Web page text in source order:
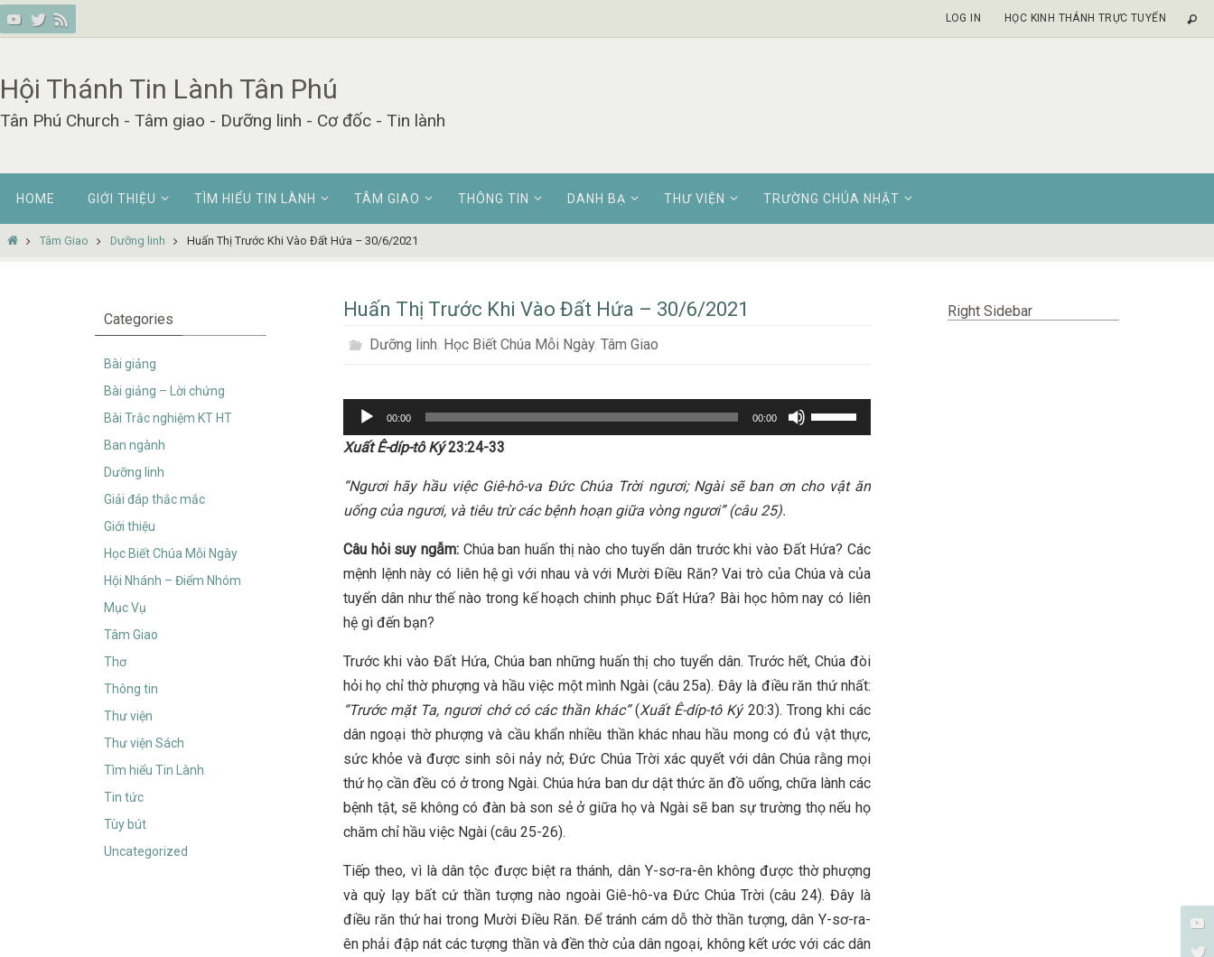
Skip
to
LOG IN HỌC KINH THÁNH TRỰC TUYẾN
Hội Thánh Tin Lành Tân Phú
Tân Phú Church - Tâm giao - Dưỡng linh - Cơ đốc - Tin lành
content
HOME GIỚI THIỆU TÌM HIỂU TIN LÀNH TÂM GIAO THÔNG TIN DANH BẠ THƯ VIỆN TRƯỜNG CHÚA NHẬT
HomeTâm Giao Dưỡng linh Huấn Thị Trước Khi Vào Đất Hứa – 30/6/2021
Huấn Thị Trước Khi Vào Đất Hứa – 30/6/2021
Dưỡng linh, Học Biết Chúa Mỗi Ngày, Tâm Giao
Audio
Player
00:00 00:00
Use
Up/Down
keys
or
decrease
volume.
Xuất Ê-díp-tô Ký23:24-33
“Ngươi hãy hầu việc Giê-hô-va Đức Chúa Trời ngươi; Ngài sẽ ban ơn cho vật ăn
uống của ngươi, và tiêu trừ các bệnh hoạn giữa vòng ngươi” (câu 25).
Câu hỏi suy ngẫm:Chúa ban huấn thị nào cho tuyển dân trước khi vào Đất Hứa? Các
mệnh lệnh này có liên hệ gì với nhau và với Mười Điều Răn? Vai trò của Chúa và của
tuyển dân như thế nào trong kế hoạch chinh phục Đất Hứa? Bài học hôm nay có liên
hệ gì đến bạn?
Trước khi vào Đất Hứa, Chúa ban những huấn thị cho tuyển dân. Trước hết, Chúa đòi
hỏi họ chỉ thờ phượng và hầu việc một mình Ngài (câu 25a). Đây là điều răn thứ nhất:
“Trước mặt Ta, ngươi chớ có các thần khác”(Xuất Ê-díp-tô Ký20:3). Trong khi các
dân ngoại thờ phượng và cầu khẩn nhiều thần khác nhau hầu mong có đủ vật thực,
sức khỏe và được sinh sôi nảy nở; Đức Chúa Trời xác quyết với dân Chúa rằng mọi
thứ họ cần đều có ở trong Ngài. Chúa hứa ban dư dật thức ăn đồ uống, chữa lành các
bệnh tật, sẽ không có đàn bà son sẻ ở giữa họ và Ngài sẽ ban sự trường thọ nếu họ
chăm chỉ hầu việc Ngài (câu 25-26).
Tiếp theo, vì là dân tộc được biệt ra thánh, dân Y-sơ-ra-ên không được thờ phượng
và quỳ lạy bất cứ thần tượng nào ngoài Giê-hô-va Đức Chúa Trời (câu 24). Đây là
điều răn thứ hai trong Mười Điều Răn. Để tránh cám dỗ thờ thần tượng, dân Y-sơ-ra-
ên phải đập nát các tượng thần và đền thờ của dân ngoại, không kết ước với các dân
Categories
Bài giảng
Bài giảng – Lời chứng
Bài Trắc nghiệm KT HT
Ban ngành
Dưỡng linh
Giải đáp thắc mắc
Giới thiệu
Học Biết Chúa Mỗi Ngày
Hội Nhánh – Điểm Nhóm
Mục Vụ
Tâm Giao
Thơ
Thông tin
Thư viện
Thư viện Sách
Tìm hiểu Tin Lành
Tin tức
Tùy bút
Uncategorized
Right Sidebar